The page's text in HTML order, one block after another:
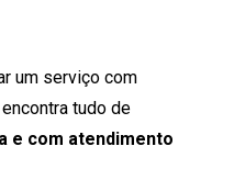
um serviço com
tudo de
e com atendimento